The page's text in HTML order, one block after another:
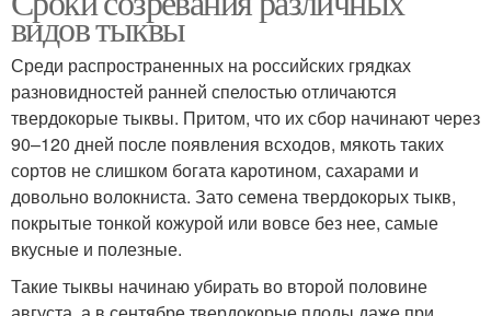
видов тыквы
Среди распространенных на российских грядках
разновидностей ранней спелостью отличаются
твердокорые тыквы. Притом, что их сбор начинают через
90–120 дней после появления всходов, мякоть таких
сортов не слишком богата каротином, сахарами и
довольно волокниста. Зато семена твердокорых тыкв,
покрытые тонкой кожурой или вовсе без нее, самые
вкусные и полезные.
Такие тыквы начинаю убирать во второй половине